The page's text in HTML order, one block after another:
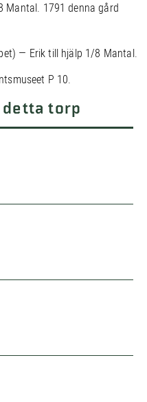
Mantal. 1791 denna gård
— Erik till hjälp 1/8 Mantal.
P 10.
torp